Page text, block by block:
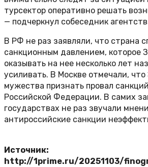
турсектор оперативно решать
— подчеркнул собеседник
В РФ не раз заявляли, что страна
санкционным давлением, которое
оказывать на нее несколько лет
усиливать. В Москве отмечали,
мужества признать провал
Российской Федерации. В самих
государствах не раз звучали
антироссийские санкции
Источник:
http://1prime.ru/20251103/